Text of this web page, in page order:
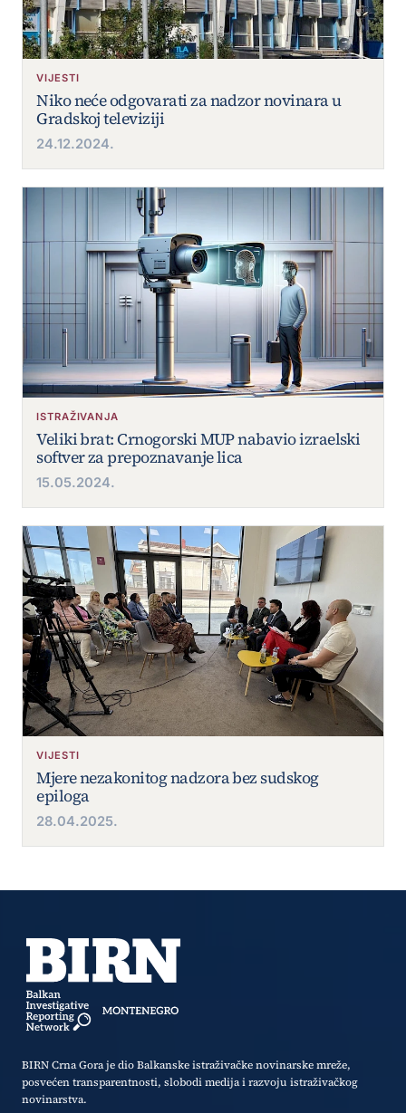
VIJESTI
Niko neće odgovarati za nadzor novinara u
Gradskoj televiziji
24.12.2024.
ISTRAŽIVANJA
Veliki brat: Crnogorski MUP nabavio izraelski
softver za prepoznavanje lica
15.05.2024.
VIJESTI
Mjere nezakonitog nadzora bez sudskog
epiloga
28.04.2025.
BIRN Crna Gora je dio Balkanske istraživačke novinarske mreže,
posvećen transparentnosti, slobodi medija i razvoju istraživačkog
novinarstva.